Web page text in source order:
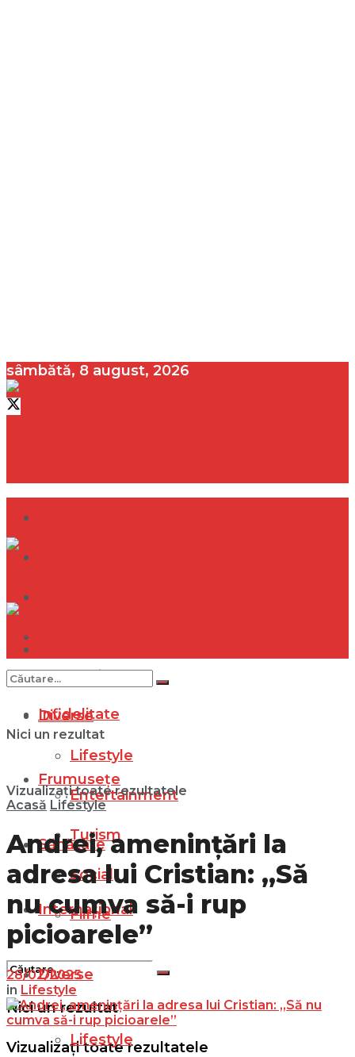
sâmbătă, 8 august, 2026
Internațional
Diverse
Lifestyle
Entertainment
Turism
Social
Filme
Nici un rezultat
Vizualizați toate rezultatele
Infidelitate
Frumusețe
Sănătate
Internațional
Diverse
Lifestyle
Nici un rezultat
Vizualizați toate rezultatele
Acasă Lifestyle
Andrei, amenințări la
adresa lui Cristian: „Să
nu cumva să-i rup
picioarele”
28/02/2025
in Lifestyle